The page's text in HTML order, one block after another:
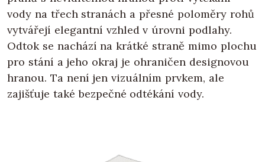
vody na třech stranách a přesné poloměry rohů
vytvářejí elegantní vzhled v úrovni podlahy.
Odtok se nachází na krátké straně mimo plochu
pro stání a jeho okraj je ohraničen designovou
hranou. Ta není jen vizuálním prvkem, ale
zajišťuje také bezpečné odtékání vody.